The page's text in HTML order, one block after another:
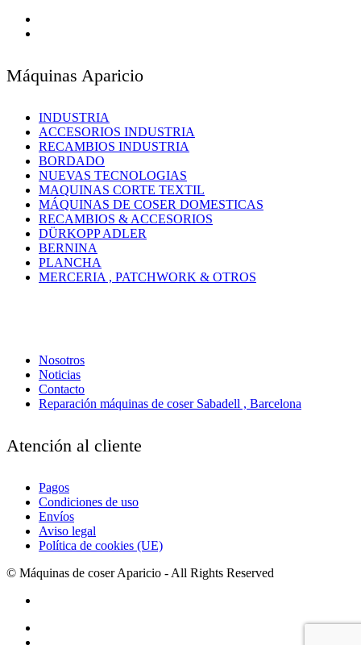
Máquinas Aparicio
INDUSTRIA
ACCESORIOS INDUSTRIA
RECAMBIOS INDUSTRIA
BORDADO
NUEVAS TECNOLOGIAS
MAQUINAS CORTE TEXTIL
MÁQUINAS DE COSER DOMESTICAS
RECAMBIOS & ACCESORIOS
DÜRKOPP ADLER
BERNINA
PLANCHA
MERCERIA , PATCHWORK & OTROS
Nosotros
Noticias
Contacto
Reparación máquinas de coser Sabadell , Barcelona
Atención al cliente
Pagos
Condiciones de uso
Envíos
Aviso legal
Política de cookies (UE)
© Máquinas de coser Aparicio - All Rights Reserved